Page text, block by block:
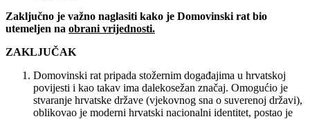
Zaključno je važno naglasiti kako je Domovinski rat bio
utemeljen na obrani vrijednosti.
ZAKLJUČAK
Domovinski rat pripada stožernim događajima u hrvatskoj
povijesti i kao takav ima dalekosežan značaj. Omogućio je
stvaranje hrvatske države (vjekovnog sna o suverenoj državi),
oblikovao je moderni hrvatski nacionalni identitet, postao je